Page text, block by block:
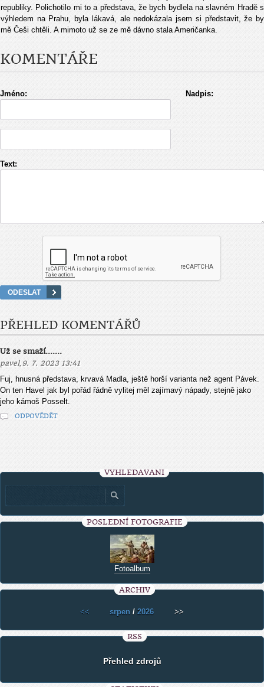
republiky. Polichotilo mi to a představa, že bych bydlela na slavném Hradě s
výhledem na Prahu, byla lákavá, ale nedokázala jsem si představit, že by
mě Češi chtěli. A mimoto už se ze mě dávno stala Američanka.
KOMENTÁŘE
Jméno: Nadpis:
Text:
PŘEHLED KOMENTÁŘŮ
Už se smaží.......
pavel, 9. 7. 2023 13:41
Fuj, hnusná představa, krvavá Madla, ještě horší varianta než agent Pávek.
On ten Havel jak byl pořád řádně vylitej měl zajímavý nápady, stejně jako
jeho kámoš Posselt.
ODPOVĚDĚT
VYHLEDÁVÁNÍ
POSLEDNÍ FOTOGRAFIE
Fotoalbum
ARCHIV
<< srpen / 2026 >>
RSS
Přehled zdrojů